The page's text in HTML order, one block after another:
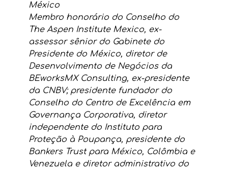
México
Membro honorário do Conselho do
The Aspen Institute Mexico, ex-
assessor sênior do Gabinete do
Presidente do México, diretor de
Desenvolvimento de Negócios da
BEworksMX Consulting, ex-presidente
da CNBV; presidente fundador do
Conselho do Centro de Excelência em
Governança Corporativa, diretor
independente do Instituto para
Proteção à Poupança, presidente do
Bankers Trust para México, Colômbia e
Venezuela e diretor administrativo do